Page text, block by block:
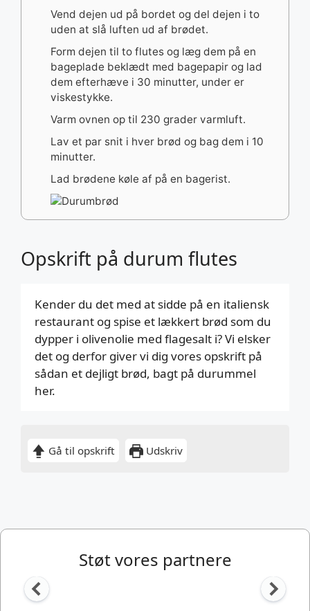
Gå til opskrift Udskriv
Opskrift på durum flutes
Kender du det med at sidde på en italiensk
restaurant og spise et lækkert brød som du
dypper i olivenolie med flagesalt i? Vi elsker
det og derfor giver vi dig vores opskrift på
sådan et dejligt brød, bagt på durummel
her.
Vend dejen ud på bordet og del dejen i to
uden at slå luften ud af brødet.
Form dejen til to flutes og læg dem på en
bageplade beklædt med bagepapir og lad
dem efterhæve i 30 minutter, under er
viskestykke.
Varm ovnen op til 230 grader varmluft.
Lav et par snit i hver brød og bag dem i 10
minutter.
Lad brødene køle af på en bagerist.
Støt vores partnere